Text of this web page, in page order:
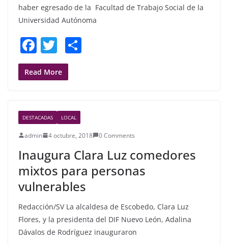
haber egresado de la Facultad de Trabajo Social de la
Universidad Autónoma
F
a
c
b
o
o
k
T
w
itt
Read More
DESTACADAS LOCAL
admin 4 octubre, 2018 0 Comments
Inaugura Clara Luz comedores
mixtos para personas
vulnerables
Redacción/SV La alcaldesa de Escobedo, Clara Luz
Flores, y la presidenta del DIF Nuevo León, Adalina
Dávalos de Rodríguez inauguraron